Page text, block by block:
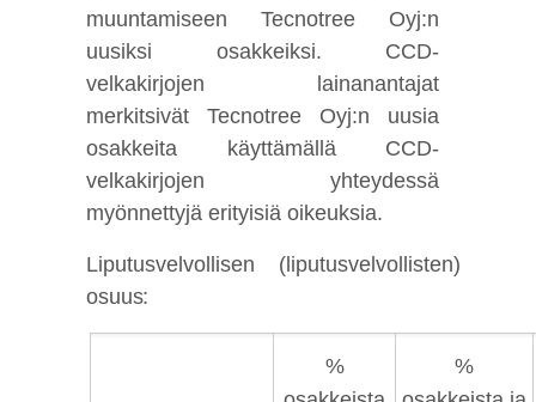
muuntamiseen Tecnotree Oyj:n
uusiksi osakkeiksi. CCD-
velkakirjojen lainanantajat
merkitsivät Tecnotree Oyj:n uusia
osakkeita käyttämällä CCD-
velkakirjojen yhteydessä
myönnettyjä erityisiä oikeuksia.
Liputusvelvollisen (liputusvelvollisten)
osuus:
%
%